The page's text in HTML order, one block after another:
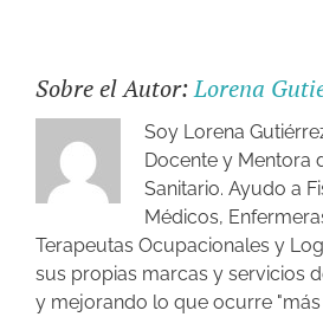
Sobre el Autor:Lorena
Soy Lorena
Docente y Mentora
Sanitario. Ayudo a
Médicos,
Terapeutas Ocupacionales y
sus propias marcas y servicios
y mejorando lo que ocurre "más